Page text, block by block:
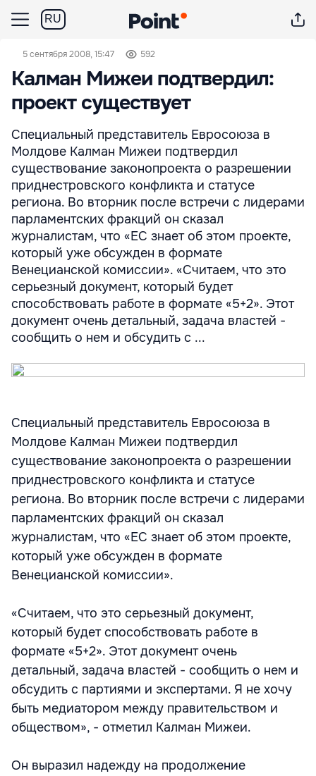
RU
5 сентября 2008, 15:47 592
Калман Мижеи подтвердил:
проект существует
Специальный представитель Евросоюза в
Молдове Калман Мижеи подтвердил
существование законопроекта о разрешении
приднестровского конфликта и статусе
региона. Во вторник после встречи с лидерами
парламентских фракций он сказал
журналистам, что «ЕС знает об этом проекте,
который уже обсужден в формате
Венецианской комиссии». «Считаем, что это
серьезный документ, который будет
способствовать работе в формате «5+2». Этот
документ очень детальный, задача властей -
сообщить о нем и обсудить с ...
Специальный представитель Евросоюза в
Молдове Калман Мижеи подтвердил
существование законопроекта о разрешении
приднестровского конфликта и статусе
региона. Во вторник после встречи с лидерами
парламентских фракций он сказал
журналистам, что «ЕС знает об этом проекте,
который уже обсужден в формате
Венецианской комиссии».
«Считаем, что это серьезный документ,
который будет способствовать работе в
формате «5+2». Этот документ очень
детальный, задача властей - сообщить о нем и
обсудить с партиями и экспертами. Я не хочу
быть медиатором между правительством и
обществом», - отметил Калман Мижеи.
Он выразил надежду на продолжение